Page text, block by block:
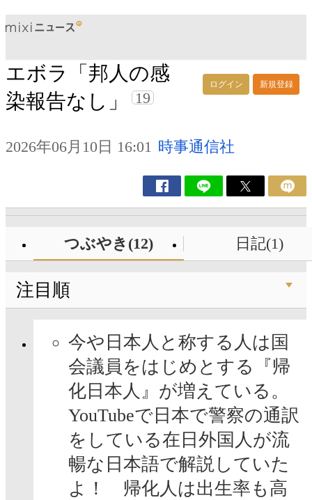
ログイン 新規登録
エボラ「邦人の感
染報告なし」
19
2026年06月10日 16:01 時事通信社
つぶやき(12) 日記(1)
注目順
今や日本人と称する人は国
会議員をはじめとする『帰
化日本人』が増えている。
YouTubeで日本で警察の通訳
をしている在日外国人が流
暢な日本語で解説していた
よ！ 帰化人は出生率も高